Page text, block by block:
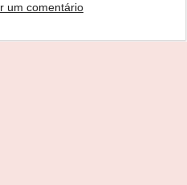
um comentário